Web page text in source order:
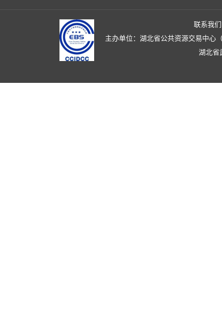
联系我们
主办单位：湖北省公共资源交易中心
湖北省